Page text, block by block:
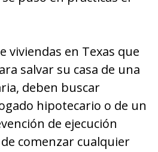
viviendas en Texas que
salvar su casa de una
deben buscar
hipotecario o de un
de ejecución
comenzar cualquier